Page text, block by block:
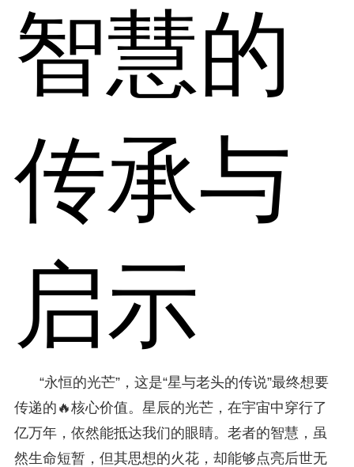
智慧的
传承与
启示
“永恒的光芒”，这是“星与老头的传说”最终想要
传递的🔥核心价值。星辰的光芒，在宇宙中穿行了
亿万年，依然能抵达我们的眼睛。老者的智慧，虽
然生命短暂，但其思想的火花，却能够点亮后世无